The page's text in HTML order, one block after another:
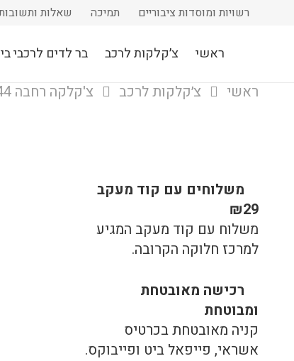
רשויות ומוסדות ציבוריים תמיכה שאלות
ראשי צ׳קלקות לרכב בר לדים לרכבי
ראשי צ׳קלקות לרכב צ'קלקה רחבה 44 ס"מ למשאיות, 26 מצבי הבהבים בעוצמה גבוהה בצבע כתום לבן או משטרה
משלוחים עם קוד מעקב
₪29
משלוח​ עם קוד מעקב המגיע
למרכז חלוקה הקרובה.
רכישה​ ​מאובטחת
ומבוטחת
קניה מאובטחת בכרטיס
אשראי, פייפאל ביט ופייבוקס.